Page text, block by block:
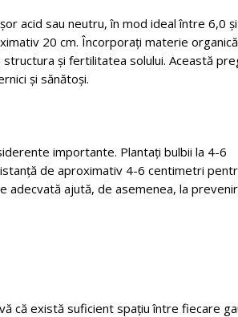
acid sau neutru, în mod ideal între 6,0
20 cm. Încorporați materie
și fertilitatea solului. Această
și sănătoși.
importante. Plantați bulbii la 4-6
de aproximativ 4-6 centimetri
adecvată ajută, de asemenea, la
că există suficient spațiu între fiecare